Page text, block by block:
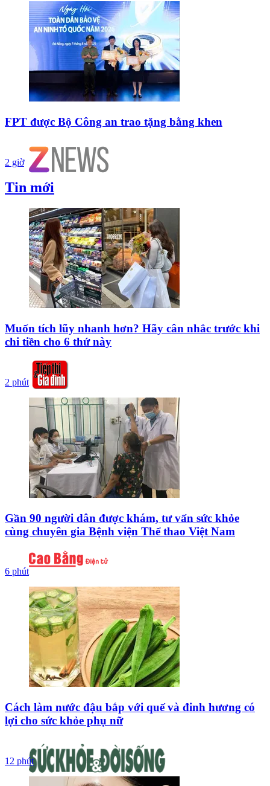
FPT được Bộ Công an trao tặng bằng khen
2 giờ
Tin mới
Muốn tích lũy nhanh hơn? Hãy cân nhắc trước khi
chi tiền cho 6 thứ này
2 phút
Gần 90 người dân được khám, tư vấn sức khỏe
cùng chuyên gia Bệnh viện Thể thao Việt Nam
6 phút
Cách làm nước đậu bắp với quế và đinh hương có
lợi cho sức khỏe phụ nữ
12 phút